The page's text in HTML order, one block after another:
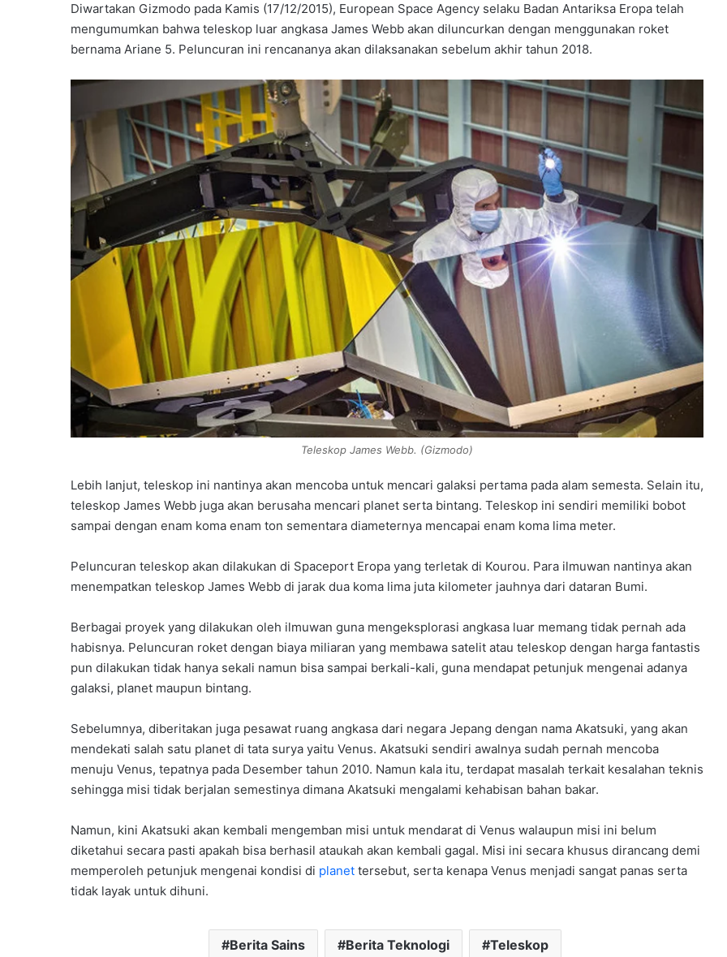
Diwartakan Gizmodo pada Kamis (17/12/2015), European Space Agency selaku Badan Antariksa Eropa telah
mengumumkan bahwa teleskop luar angkasa James Webb akan diluncurkan dengan menggunakan roket
bernama Ariane 5. Peluncuran ini rencananya akan dilaksanakan sebelum akhir tahun 2018.
Teleskop James Webb. (Gizmodo)
Lebih lanjut, teleskop ini nantinya akan mencoba untuk mencari galaksi pertama pada alam semesta. Selain itu,
teleskop James Webb juga akan berusaha mencari planet serta bintang. Teleskop ini sendiri memiliki bobot
sampai dengan enam koma enam ton sementara diameternya mencapai enam koma lima meter.
Peluncuran teleskop akan dilakukan di Spaceport Eropa yang terletak di Kourou. Para ilmuwan nantinya akan
menempatkan teleskop James Webb di jarak dua koma lima juta kilometer jauhnya dari dataran Bumi.
Berbagai proyek yang dilakukan oleh ilmuwan guna mengeksplorasi angkasa luar memang tidak pernah ada
habisnya. Peluncuran roket dengan biaya miliaran yang membawa satelit atau teleskop dengan harga fantastis
pun dilakukan tidak hanya sekali namun bisa sampai berkali-kali, guna mendapat petunjuk mengenai adanya
galaksi, planet maupun bintang.
Sebelumnya, diberitakan juga pesawat ruang angkasa dari negara Jepang dengan nama Akatsuki, yang akan
mendekati salah satu planet di tata surya yaitu Venus. Akatsuki sendiri awalnya sudah pernah mencoba
menuju Venus, tepatnya pada Desember tahun 2010. Namun kala itu, terdapat masalah terkait kesalahan teknis
sehingga misi tidak berjalan semestinya dimana Akatsuki mengalami kehabisan bahan bakar.
Namun, kini Akatsuki akan kembali mengemban misi untuk mendarat di Venus walaupun misi ini belum
diketahui secara pasti apakah bisa berhasil ataukah akan kembali gagal. Misi ini secara khusus dirancang demi
memperoleh petunjuk mengenai kondisi di planet tersebut, serta kenapa Venus menjadi sangat panas serta
tidak layak untuk dihuni.
Berita Sains Berita Teknologi Teleskop